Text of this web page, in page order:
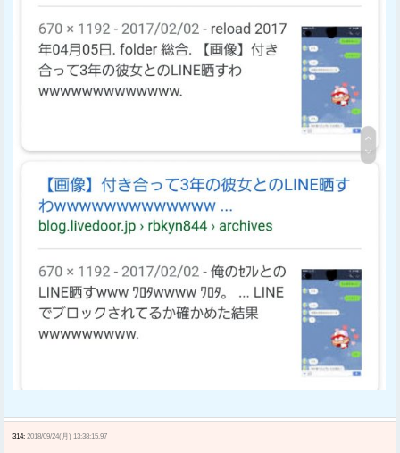
314: 2018/09/24(月) 13:38:15.97